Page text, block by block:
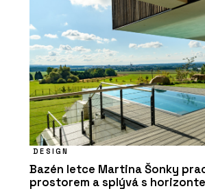
DESIGN
Bazén letce Martina Šonky
prostorem a splývá s